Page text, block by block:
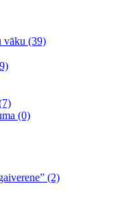
vāku (39)
(0)
(2)